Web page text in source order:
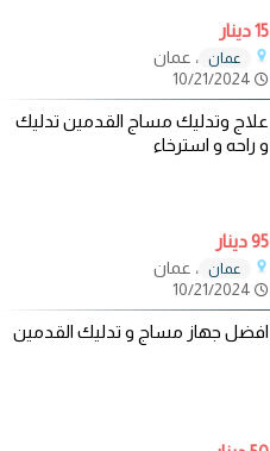
15 دينار
عمان ، عمان
علاج وتدليك مساج القدمين تدليك
و راحه و استرخاء
95 دينار
عمان ، عمان
افضل جهاز مساج و تدليك القدمين